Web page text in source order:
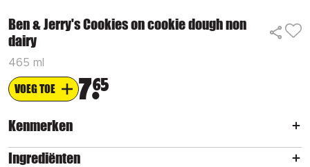
Ben & Jerry's Cookies on cookie dough non
dairy
465 ml
VOEG TOE 765
Kenmerken
Ingrediënten